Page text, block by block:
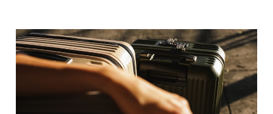
7 nützliche Dinge für
deine nächste Reise
28. Apr. 20261 min read